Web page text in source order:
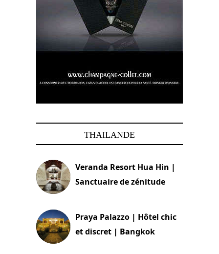
THAILANDE
Veranda Resort Hua Hin |
Sanctuaire de zénitude
Praya Palazzo | Hôtel chic
et discret | Bangkok